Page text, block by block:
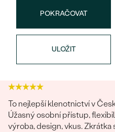
POKRAČOVAT
ULOŽIT
Heureka recenze
4.9
To nejlepší klenotnictví v
Úžasný osobní přístup,
výroba, design, vkus. Zkrátka